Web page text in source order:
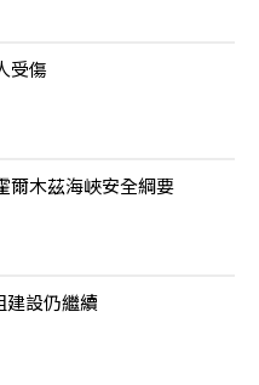
受傷
爾木茲海峽安全綱要
建設仍繼續